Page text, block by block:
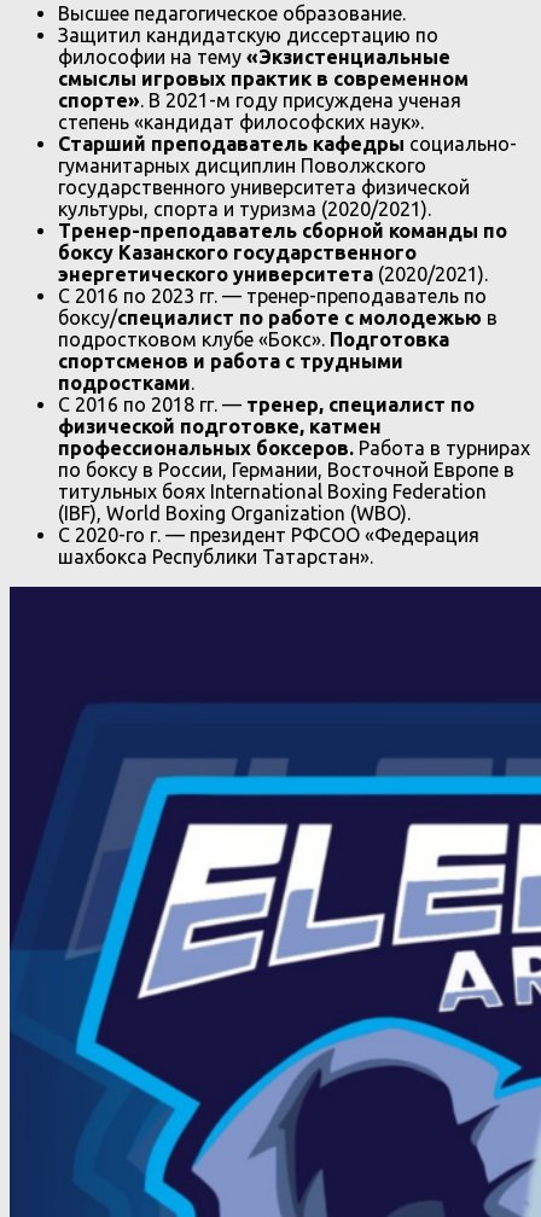
Высшее педагогическое образование.
Защитил кандидатскую диссертацию по
философии на тему «Экзистенциальные
смыслы игровых практик в современном
спорте». В 2021-м году присуждена ученая
степень «кандидат философских наук».
Старший преподаватель кафедры социально-
гуманитарных дисциплин Поволжского
государственного университета физической
культуры, спорта и туризма (2020/2021).
Тренер-преподаватель сборной команды по
боксу Казанского государственного
энергетического университета (2020/2021).
С 2016 по 2023 гг. — тренер-преподаватель по
боксу/специалист по работе с молодежью в
подростковом клубе «Бокс». Подготовка
спортсменов и работа с трудными
подростками.
С 2016 по 2018 гг. — тренер, специалист по
физической подготовке, катмен
профессиональных боксеров. Работа в турнирах
по боксу в России, Германии, Восточной Европе в
титульных боях International Boxing Federation
(IBF), World Boxing Organization (WBO).
С 2020-го г. — президент РФСОО «Федерация
шахбокса Республики Татарстан».